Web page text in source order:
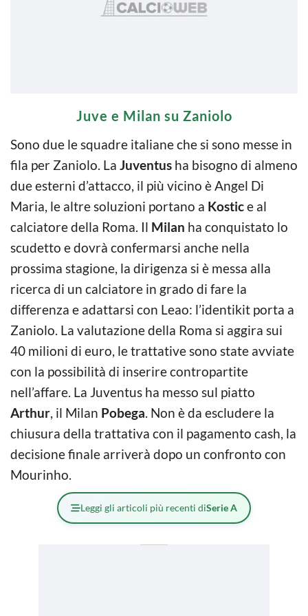
Juve e Milan su Zaniolo
Sono due le squadre italiane che si sono messe in
fila per Zaniolo. La Juventus ha bisogno di almeno
due esterni d’attacco, il più vicino è Angel Di
Maria, le altre soluzioni portano a Kostice al
calciatore della Roma. Il Milan ha conquistato lo
scudetto e dovrà confermarsi anche nella
prossima stagione, la dirigenza si è messa alla
ricerca di un calciatore in grado di fare la
differenza e adattarsi con Leao: l’identikit porta a
Zaniolo. La valutazione della Roma si aggira sui
40 milioni di euro, le trattative sono state avviate
con la possibilità di inserire contropartite
nell’affare. La Juventus ha messo sul piatto
Arthur, il Milan Pobega. Non è da escludere la
chiusura della trattativa con il pagamento cash, la
decisione finale arriverà dopo un confronto con
Mourinho.
Leggi gli articoli più recenti diSerie A